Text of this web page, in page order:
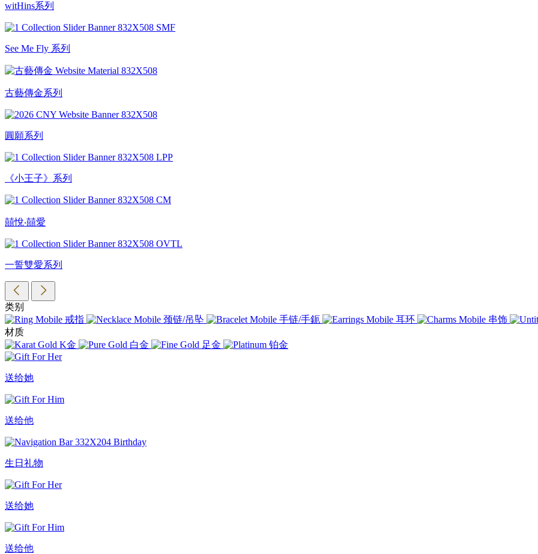
witHins系列
See Me Fly 系列
古藝傳金系列
圓願系列
《小王子》系列
囍悅‧囍愛
一誓雙愛系列
类别
戒指
颈链/吊坠 手链/手鈪 耳环
串饰
材质
K金
白金 足金 铂金
送给她
送给他
生日礼物
送给她
送给他